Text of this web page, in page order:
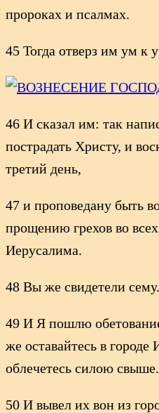
пророках и псалмах.
45 Тогда отверз им ум к
46 И сказал им: так
пострадать Христу, и
третий день,
47 и проповедану быть
прощению грехов во
Иерусалима.
48 Вы же свидетели сему.
49 И Я пошлю
же оставайтесь в
облечетесь силою свыше.
50 И вывел их вон из